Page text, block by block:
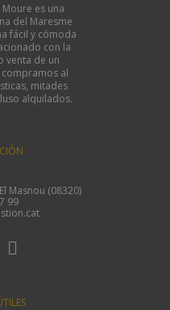
es una
del Maresme
fácil y cómoda
con la
venta de un
al
mitades
alquilados.
Masnou (08320)
99